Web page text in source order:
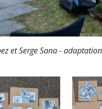
et Serge Sana -